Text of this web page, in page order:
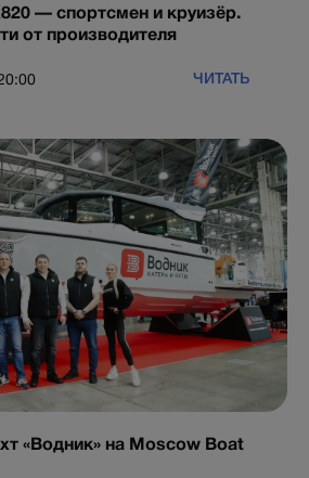
— спортсмен и круизёр.
от производителя
ЧИТАТЬ
«Водник» на Moscow Boat